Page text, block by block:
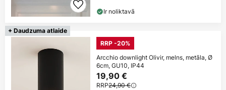
Ir noliktavā
+ Daudzuma atlaide
RRP -20%
Arcchio downlight Olivir, melns, metāla, Ø
6cm, GU10, IP44
19,90 €
RRP24,90 €